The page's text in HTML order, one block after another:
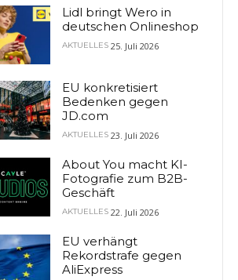
Lidl bringt Wero in
deutschen Onlineshop
AKTUELLES 25. Juli 2026
EU konkretisiert
Bedenken gegen
JD.com
AKTUELLES 23. Juli 2026
About You macht KI-
Fotografie zum B2B-
Geschäft
AKTUELLES 22. Juli 2026
EU verhängt
Rekordstrafe gegen
AliExpress